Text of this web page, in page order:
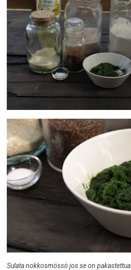
Sulata nokkosmössö jos se on pakastettua.